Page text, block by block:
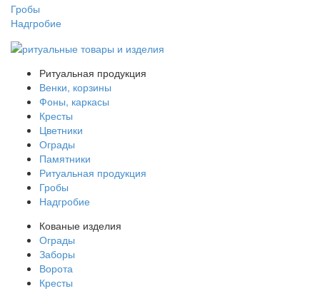
Гробы
Надгробие
Ритуальная продукция
Венки, корзины
Фоны, каркасы
Кресты
Цветники
Ограды
Памятники
Ритуальная продукция
Гробы
Надгробие
Кованые изделия
Ограды
Заборы
Ворота
Кресты